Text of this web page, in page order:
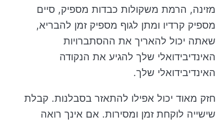
מזינה, הרמת משקולות כבדות מספיק, סיים
מספיק קרדיו ומתן לגוף מספיק זמן להבריא,
שאתה יכול להאריך את ההסתברויות
האינדיבידואלי שלך להגיע את הנקודה
האינדיבידואלי שלך.
חזק מאוד יכול אפילו להתאזר בסבלנות. קבלת
שישייה לוקחת זמן ומסירות. אם אינך רואה